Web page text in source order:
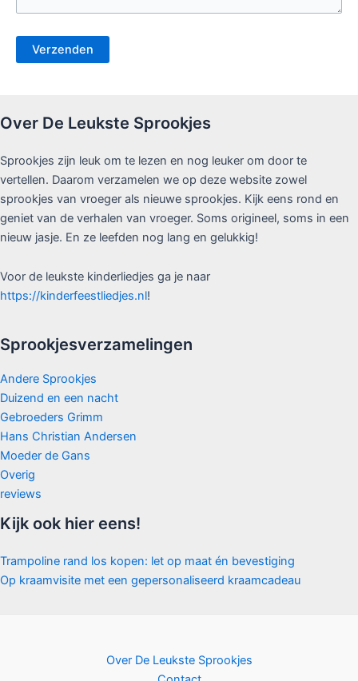
Over De Leukste Sprookjes
Sprookjes zijn leuk om te lezen en nog leuker om door te
vertellen. Daarom verzamelen we op deze website zowel
sprookjes van vroeger als nieuwe sprookjes. Kijk eens rond en
geniet van de verhalen van vroeger. Soms origineel, soms in een
nieuw jasje. En ze leefden nog lang en gelukkig!
Voor de leukste kinderliedjes ga je naar
https://kinderfeestliedjes.nl!
Sprookjesverzamelingen
Andere Sprookjes
Duizend en een nacht
Gebroeders Grimm
Hans Christian Andersen
Moeder de Gans
Overig
reviews
Kijk ook hier eens!
Trampoline rand los kopen: let op maat én bevestiging
Op kraamvisite met een gepersonaliseerd kraamcadeau
Over De Leukste Sprookjes